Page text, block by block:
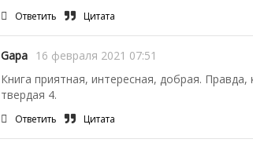
Ответить Цитата
Gapa 16 февраля 2021 07:51
Книга приятная, интересная, добрая.
твердая 4.
Ответить Цитата